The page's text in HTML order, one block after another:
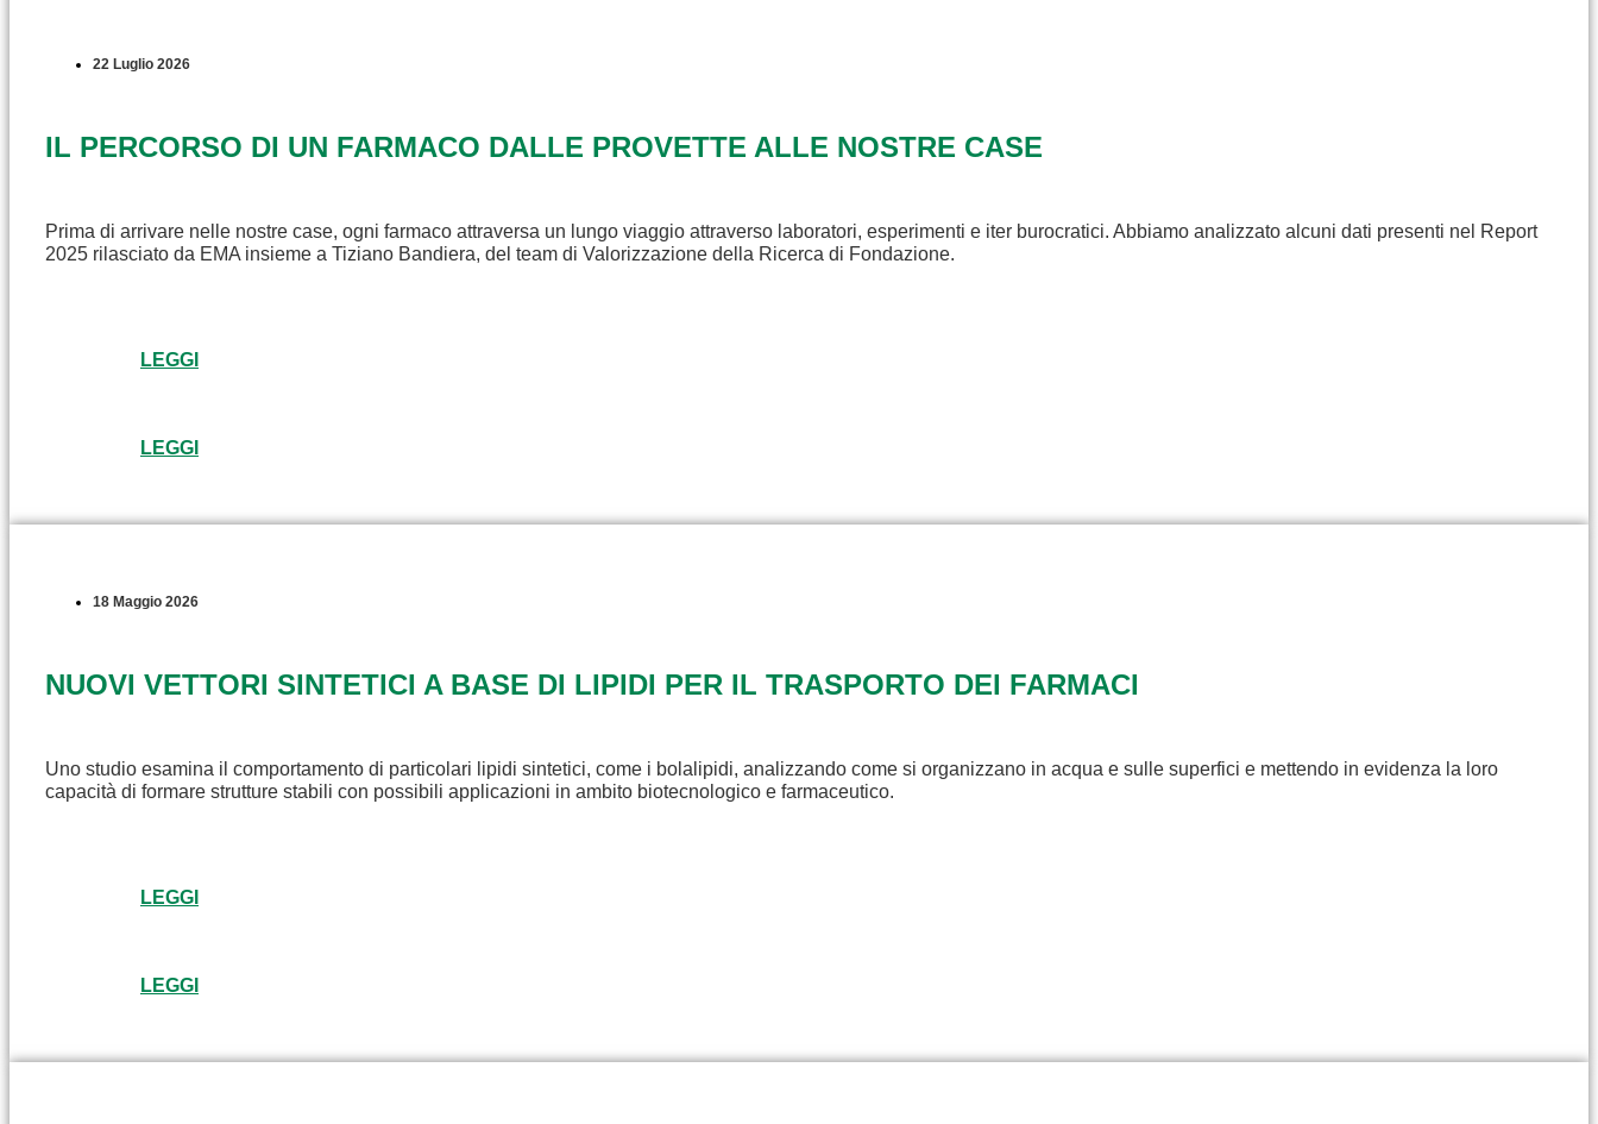
22 Luglio 2026
IL PERCORSO DI UN FARMACO DALLE PROVETTE ALLE NOSTRE CASE
Prima di arrivare nelle nostre case, ogni farmaco attraversa un lungo viaggio attraverso laboratori, esperimenti e iter burocratici. Abbiamo analizzato alcuni dati presenti nel Report
2025 rilasciato da EMA insieme a Tiziano Bandiera, del team di Valorizzazione della Ricerca di Fondazione.
LEGGI
LEGGI
18 Maggio 2026
NUOVI VETTORI SINTETICI A BASE DI LIPIDI PER IL TRASPORTO DEI FARMACI
Uno studio esamina il comportamento di particolari lipidi sintetici, come i bolalipidi, analizzando come si organizzano in acqua e sulle superfici e mettendo in evidenza la loro
capacità di formare strutture stabili con possibili applicazioni in ambito biotecnologico e farmaceutico.
LEGGI
LEGGI